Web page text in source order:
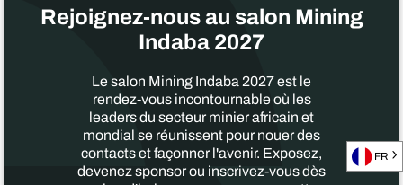
Rejoignez-nous au salon Mining
Indaba 2027
Le salon Mining Indaba 2027 est le
rendez-vous incontournable où les
leaders du secteur minier africain et
mondial se réunissent pour nouer des
contacts et façonner l'avenir. Exposez,
devenez sponsor ou inscrivez-vous dès
FR